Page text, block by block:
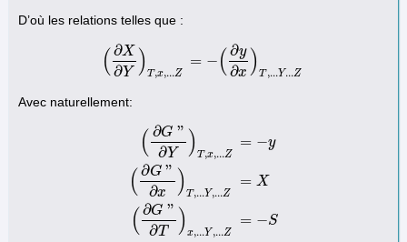
D’où les relations telles que :
( ∂X
∂Y ) T,x,...Z
= − ( ∂y
∂x )T,...Y...Z
(∂X∂ Y Z=−(∂ y ∂x)T .
Avec naturellement:
( ∂G "
∂Y ) T,x,...Z
( ∂G "
∂x ) T,...Y,...Z
( ∂G "
∂T ) x,...Y,...Z
= −y
= X
= −S
∂ G"∂Y)T x ∂G" ∂x